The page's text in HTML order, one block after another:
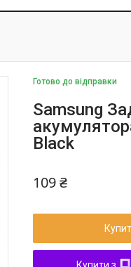
Готово до відправки
Samsung
Black
109 ₴
Купити з